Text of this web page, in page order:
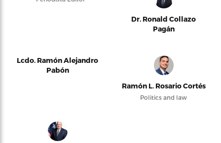
Dr. Ronald Collazo
Pagán
Lcdo. Ramón Alejandro
Pabón
Ramón L. Rosario Cortés
Politics and law